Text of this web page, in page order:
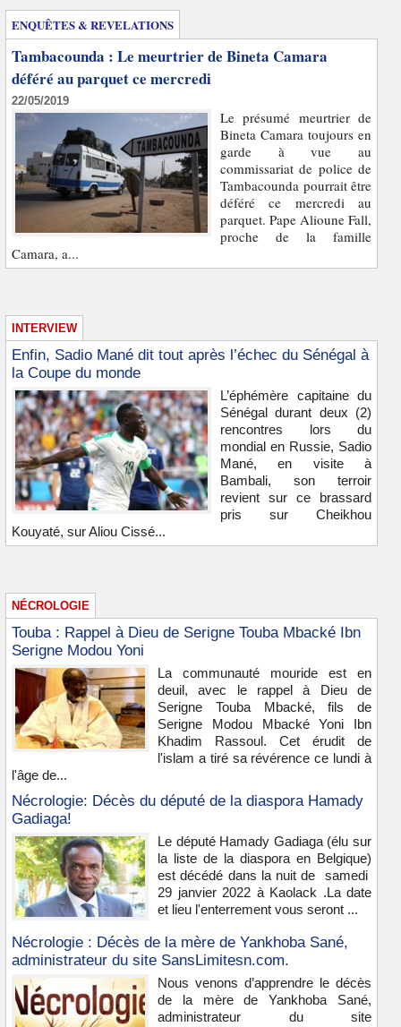
ENQUÊTES & REVELATIONS
Tambacounda : Le meurtrier de Bineta Camara
déféré au parquet ce mercredi
22/05/2019
Le présumé meurtrier de
Bineta Camara toujours en
garde à vue au
commissariat de police de
Tambacounda pourrait être
déféré ce mercredi au
parquet. Pape Alioune Fall,
proche de la famille
Camara, a...
INTERVIEW
Enfin, Sadio Mané dit tout après l’échec du Sénégal à
la Coupe du monde
L’éphémère capitaine du
Sénégal durant deux (2)
rencontres lors du
mondial en Russie, Sadio
Mané, en visite à
Bambali, son terroir
revient sur ce brassard
pris sur Cheikhou
Kouyaté, sur Aliou Cissé...
NÉCROLOGIE
Touba : Rappel à Dieu de Serigne Touba Mbacké Ibn
Serigne Modou Yoni
La communauté mouride est en
deuil, avec le rappel à Dieu de
Serigne Touba Mbacké, fils de
Serigne Modou Mbacké Yoni Ibn
Khadim Rassoul. Cet érudit de
l'islam a tiré sa révérence ce lundi à
l'âge de...
Nécrologie: Décès du député de la diaspora Hamady
Gadiaga!
Le député Hamady Gadiaga (élu sur
la liste de la diaspora en Belgique)
est décédé dans la nuit de samedi
29 janvier 2022 à Kaolack .La date
et lieu l'enterrement vous seront ...
Nécrologie : Décès de la mère de Yankhoba Sané,
administrateur du site SansLimitesn.com.
Nous venons d’apprendre le décès
de la mère de Yankhoba Sané,
administrateur du site